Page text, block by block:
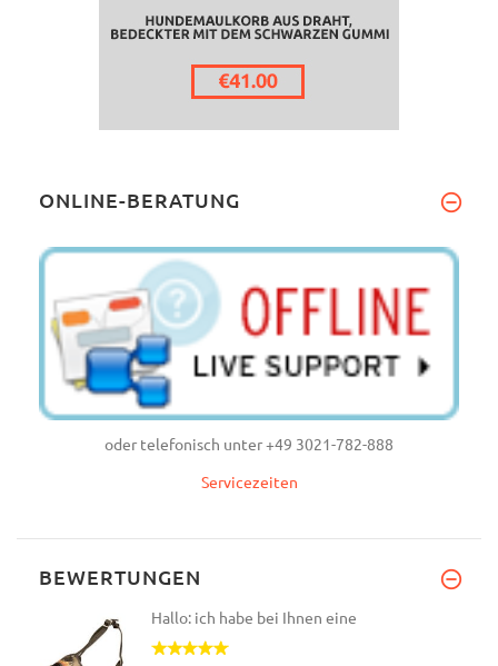
ONLINE-BERATUNG
oder telefonisch unter +49 3021-782-888
Servicezeiten
BEWERTUNGEN
Hallo: ich habe bei Ihnen eine